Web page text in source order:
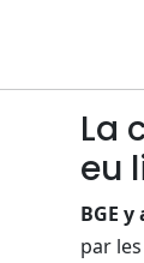
La
eu
BGE
par